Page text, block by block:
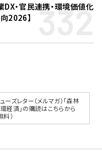
・官民連携・環境価値化
2026】
332
ーズレター（メルマガ）「森林
経済」の購読はこちらから
料）